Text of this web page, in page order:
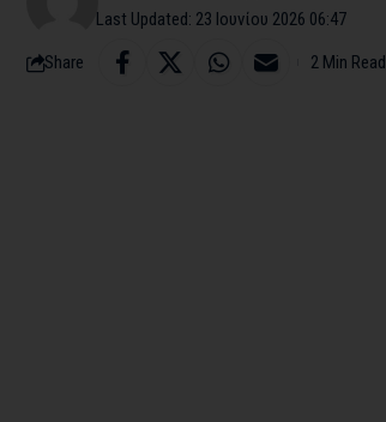
Last Updated: 23 Ιουνίου 2026 06:47
Share 2 Min Read